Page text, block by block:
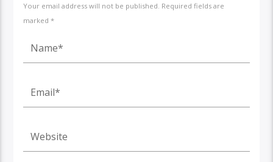
Your email address will not be published. Required fields are
marked *